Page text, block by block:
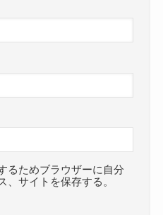
るためブラウザーに自分
、サイトを保存する。